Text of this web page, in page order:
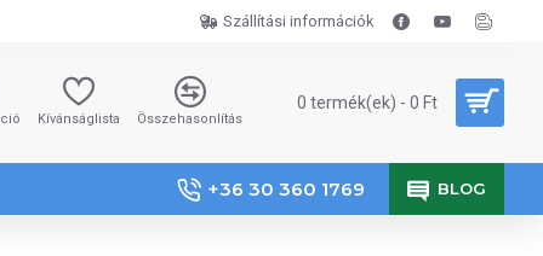
Szállítási információk
Kívánságlista Összehasonlítás
0 termék(ek) - 0 Ft
+36 30 360 1769 BLOG